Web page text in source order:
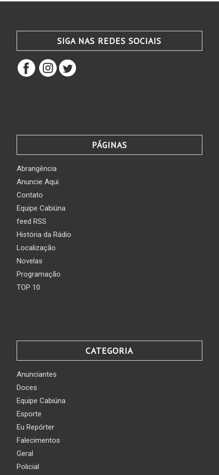
SIGA NAS REDES SOCIAIS
PÁGINAS
Abrangência
Anuncie Aqui
Contato
Equipe Cabiúna
feed RSS
História da Rádio
Localização
Novelas
Programação
TOP 10
CATEGORIA
Anunciantes
Doces
Equipe Cabiúna
Esporte
Eu Repórter
Falecimentos
Geral
Policial